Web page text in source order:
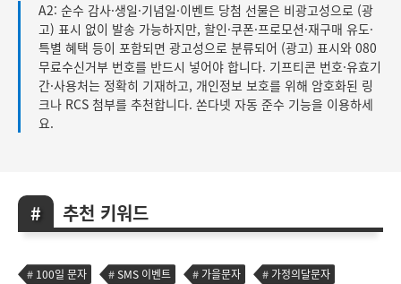
A2: 순수 감사·생일·기념일·이벤트 당첨 선물은 비광고성으로 (광
고) 표시 없이 발송 가능하지만, 할인·쿠폰·프로모션·재구매 유도·
특별 혜택 등이 포함되면 광고성으로 분류되어 (광고) 표시와 080
무료수신거부 번호를 반드시 넣어야 합니다. 기프티콘 번호·유효기
간·사용처는 정확히 기재하고, 개인정보 보호를 위해 암호화된 링
크나 RCS 첨부를 추천합니다. 쏜다넷 자동 준수 기능을 이용하세
요.
추천 키워드
100일 문자 SMS 이벤트 가을문자
가정의달문자